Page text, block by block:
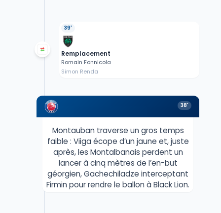
39'
Remplacement
Romain Fonnicola
Simon Renda
38'
Montauban traverse un gros temps
faible : Viiga écope d’un jaune et, juste
après, les Montalbanais perdent un
lancer à cinq mètres de l’en-but
géorgien, Gachechiladze interceptant
Firmin pour rendre le ballon à Black Lion.